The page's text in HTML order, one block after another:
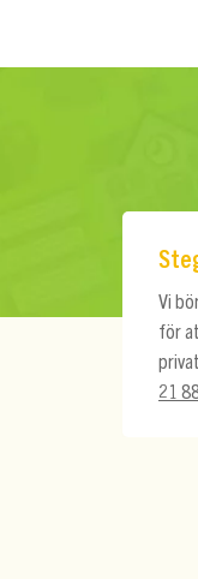
Vi
för
21